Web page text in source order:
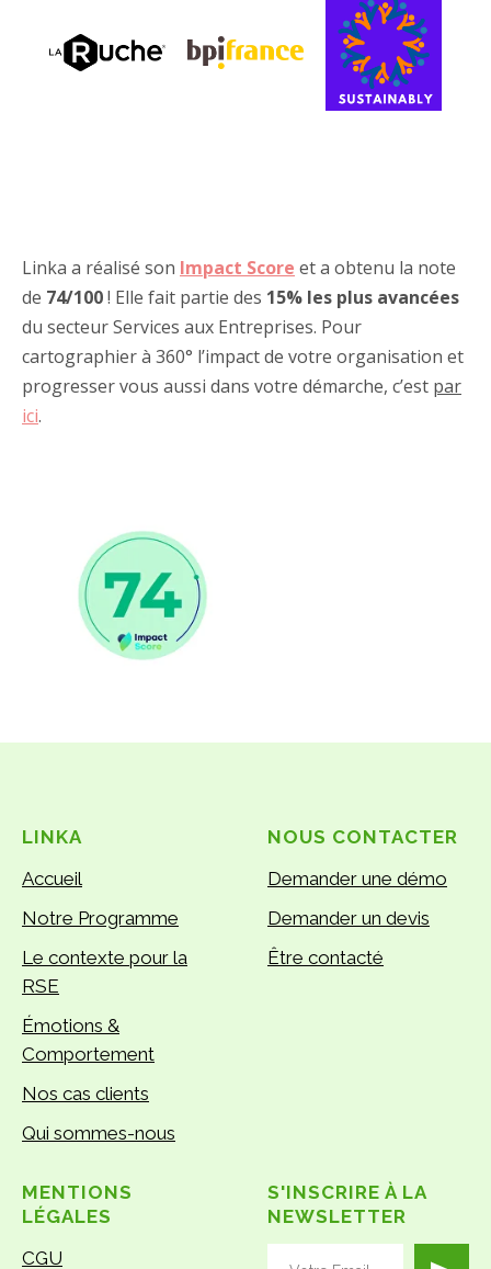
Linka a réalisé son Impact Score et a obtenu la note
de 74/100! Elle fait partie des 15% les plus avancées
du secteur Services aux Entreprises. Pour
cartographier à 360° l’impact de votre organisation et
progresser vous aussi dans votre démarche, c’est par
ici.
LINKA
Accueil
Notre Programme
Le contexte pour la
RSE
Émotions &
Comportement
Nos cas clients
Qui sommes-nous
NOUS CONTACTER
Demander une démo
Demander un devis
Être contacté
MENTIONS
LÉGALES
CGU
S'INSCRIRE À LA
NEWSLETTER